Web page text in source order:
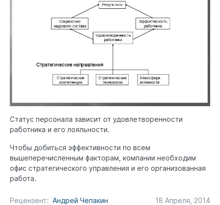
Статус персонала зависит от удовлетворенности
работника и его лояльности.
Чтобы добиться эффективности по всем
вышеперечисленным факторам, компании необходим
офис стратегического управления и его организованная
работа.
Рецензент: Андрей Чепакин
18 Апреля, 2014